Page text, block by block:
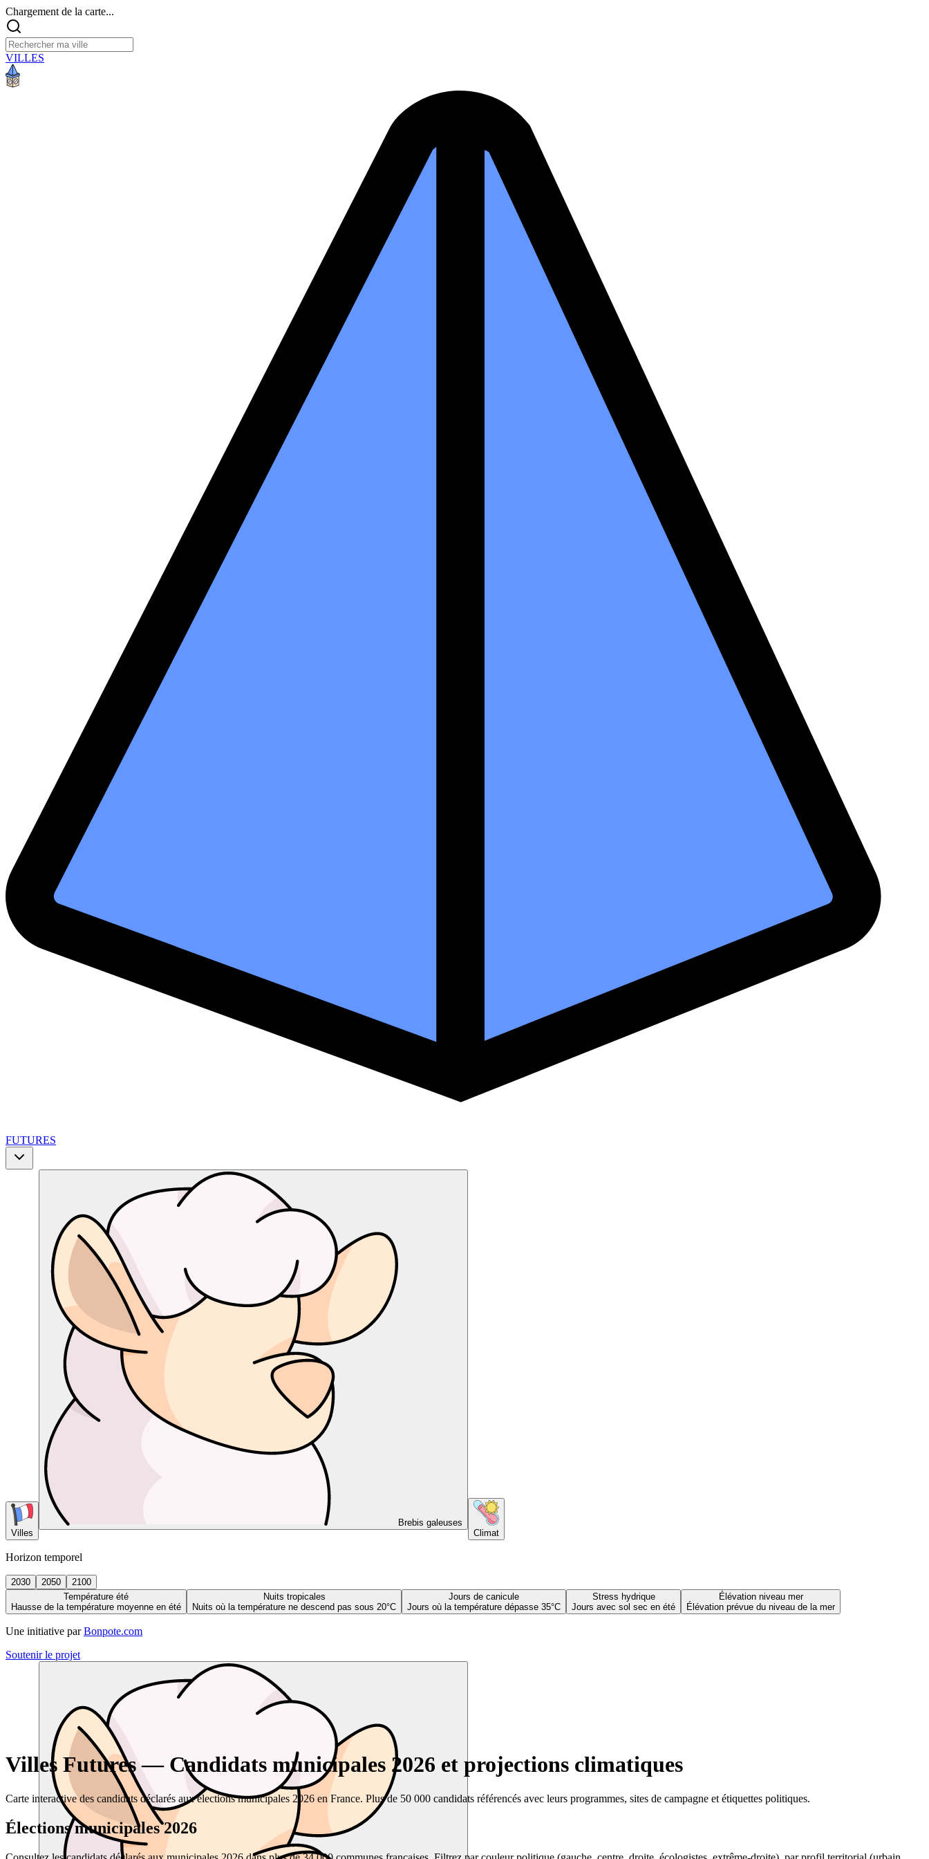
Chargement de la carte...
VILLES
FUTURES
Villes
Brebis galeuses
Climat
Horizon temporel
2030 2050
2100
Température été
Hausse de la température moyenne en été
Nuits tropicales
Nuits où la température ne descend pas sous 20°C
Jours de canicule
Jours où la température dépasse 35°C
Stress hydrique
Jours avec sol sec en été
Élévation niveau mer
Élévation prévue du niveau de la mer
Une initiative par Bonpote.com
Soutenir le projet
Villes Futures — Candidats municipales 2026 et projections climatiques
Carte interactive des candidats déclarés aux élections municipales 2026 en France. Plus de 50 000 candidats référencés avec leurs programmes, sites de campagne et étiquettes politiques.
Élections municipales 2026